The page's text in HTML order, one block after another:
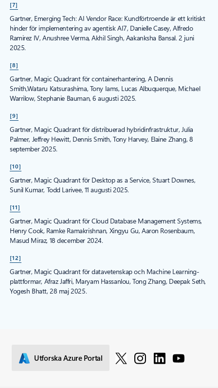
[7]
Gartner, Emerging Tech: AI Vendor Race: Kundförtroende är ett kritiskt
hinder för implementering av agentisk AI7, Danielle Casey, Alfredo
Ramirez IV, Anushree Verma, Akhil Singh, Aakanksha Bansal. 2 juni
2025.
[8]
Gartner, Magic Quadrant för containerhantering, A Dennis
Smith,Wataru Katsurashima, Tony Iams, Lucas Albuquerque, Michael
Warrilow, Stephanie Bauman, 6 augusti 2025.
[9]
Gartner, Magic Quadrant för distribuerad hybridinfrastruktur, Julia
Palmer, Jeffrey Hewitt, Dennis Smith, Tony Harvey, Elaine Zhang, 8
september 2025.
[10]
Gartner, Magic Quadrant för Desktop as a Service, Stuart Downes,
Sunil Kumar, Todd Larivee, 11 augusti 2025.
[11]
Gartner, Magic Quadrant för Cloud Database Management Systems,
Henry Cook, Ramke Ramakrishnan, Xingyu Gu, Aaron Rosenbaum,
Masud Miraz, 18 december 2024.
[12]
Gartner, Magic Quadrant för datavetenskap och Machine Learning-
plattformar, Afraz Jaffri, Maryam Hassanlou, Tong Zhang, Deepak Seth,
Yogesh Bhatt, 28 maj 2025.
Utforska Azure Portal